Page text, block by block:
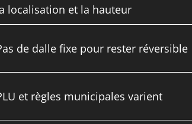
localisation et la hauteur
de dalle fixe pour rester réversible
et règles municipales varient